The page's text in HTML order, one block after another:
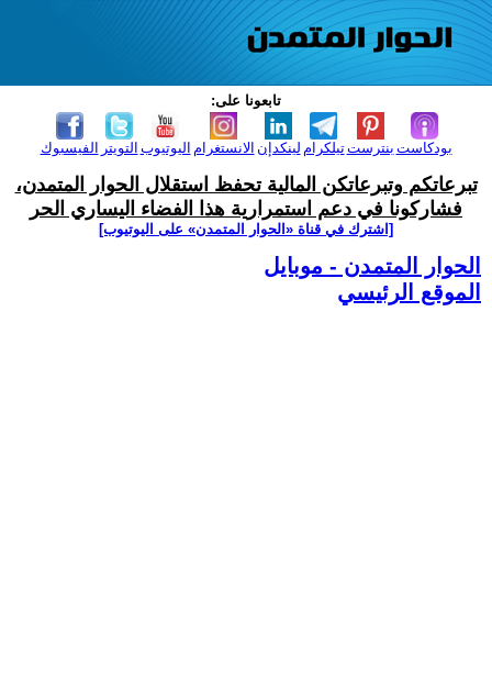
تابعونا على:
الفيسبوك التويتر اليوتيوب الانستغرام لينكدإن تيلكرامبنترست بودكاست
تبرعاتكم وتبرعاتكن المالية تحفظ استقلال الحوار المتمدن،
فشاركونا في دعم استمرارية هذا الفضاء اليساري الحر
[اشترك في قناة ‫«الحوار المتمدن» على اليوتيوب]
الحوار المتمدن - موبايل
الموقع الرئيسي